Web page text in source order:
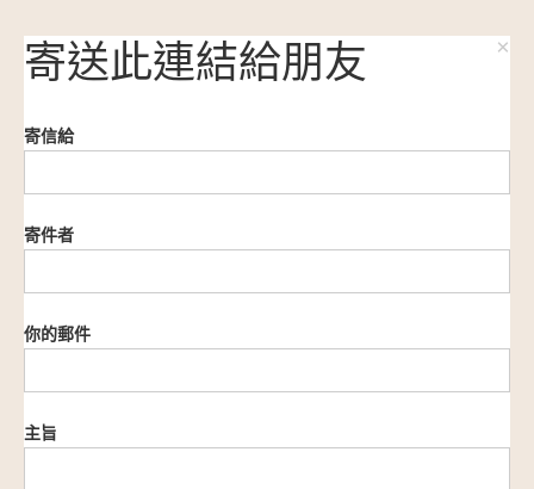
寄送此連結給朋友 ×
寄信給
寄件者
你的郵件
主旨